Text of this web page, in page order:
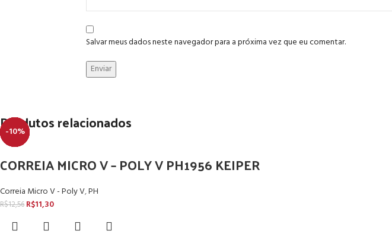
Salvar meus dados neste navegador para a próxima vez que eu comentar.
Produtos relacionados
-10%
CORREIA MICRO V – POLY V PH1956 KEIPER
Correia Micro V - Poly V,PH
R$12,56 R$11,30
-10%
-10%
-10%
-10%
-10%
-10%
-10%